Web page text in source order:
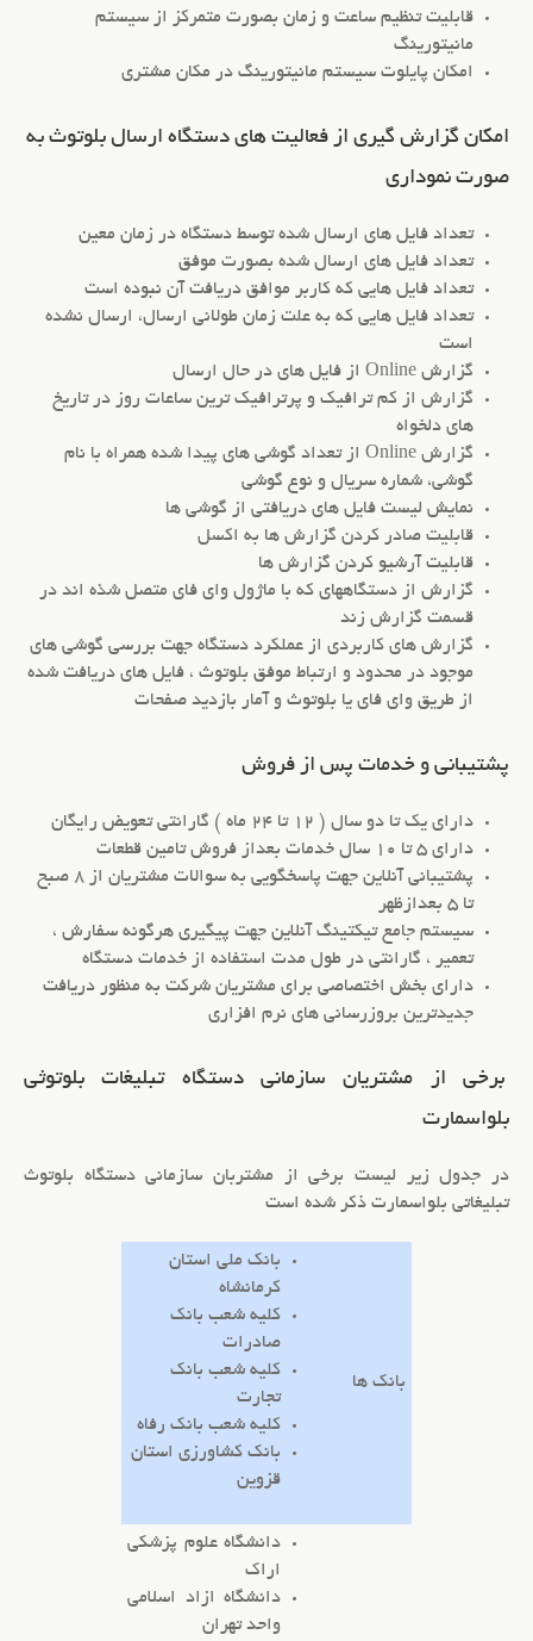
قابلیت تنظیم ساعت و زمان بصورت متمرکز از سیستم
مانیتورینگ
امکان پایلوت سیستم مانیتورینگ در مکان مشتری
امکان گزارش گیری از فعالیت های دستگاه ارسال بلوتوث به
صورت نموداری
تعداد فایل های ارسال شده توسط دستگاه در زمان معین
تعداد فایل های ارسال شده بصورت موفق
تعداد فایل هایی که کاربر موافق دریافت آن نبوده است
تعداد فایل هایی که به علت زمان طولانی ارسال، ارسال نشده
است
گزارش Online از فایل های در حال ارسال
گزارش از کم ترافیک و پرترافیک ترین ساعات روز در تاریخ
های دلخواه
گزارش Online از تعداد گوشی های پیدا شده همراه با نام
گوشی، شماره سریال و نوع گوشی
نمایش لیست فایل های دریافتی از گوشی ها
قابلیت صادر کردن گزارش ها به اکسل
قابلیت آرشیو کردن گزارش ها
گزارش از دستگاههای که با ماژول وای فای متصل شذه اند در
قسمت گزارش زند
گزارش های کاربردی از عملکرد دستگاه جهت بررسی گوشی های
موجود در محدود و ارتباط موفق بلوتوث ، فایل های دریافت شده
از طریق وای فای یا بلوتوث و آمار بازدید صفحات
پشتیبانی و خدمات پس از فروش
دارای یک تا دو سال ( 12 تا 24 ماه ) گارانتی تعویض رایگان
دارای 5 تا 10 سال خدمات بعداز فروش تامین قطعات
پشتیبانی آنلاین جهت پاسخگویی به سوالات مشتریان از 8 صبح
تا 5 بعدازظهر
سیستم جامع تیکتینگ آنلاین جهت پیگیری هرگونه سفارش ،
تعمیر ، گارانتی در طول مدت استفاده از خدمات دستگاه
دارای بخش اختصاصی برای مشتریان شرکت به منظور دریافت
جدیدترین بروزرسانی های نرم افزاری
برخی از مشتریان سازمانی دستگاه تبلیغات بلوتوثی
بلواسمارت
در جدول زیر لیست برخی از مشتربان سازمانیدستگاه بلوتوث
تبلیغاتی بلواسمارت ذکر شده است
بانک ها
بانک ملی استان
کرمانشاه
کلیه شعب بانک
صادرات
کلیه شعب بانک
تجارت
کلیه شعب بانک رفاه
بانک کشاورزی استان
قزوین
دانشگاه علوم پزشکی
اراک
دانشگاه ازاد اسلامی
واحد تهران